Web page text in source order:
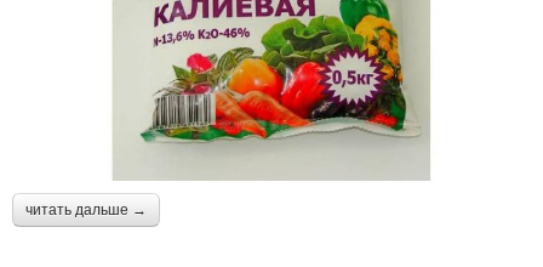
читать дальше →